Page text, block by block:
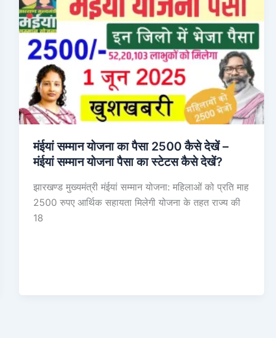
मंईयां सम्मान योजना का पैसा 2500 कैसे देखें –
मंईयां सम्मान योजना पैसा का स्टेटस कैसे देखें?
झारखण्ड मुख्यमंत्री मंईयां सम्मान योजना: महिलाओं को प्रति माह
2500 रुपए आर्थिक सहायता मिलेगी योजना के तहत राज्य की
18